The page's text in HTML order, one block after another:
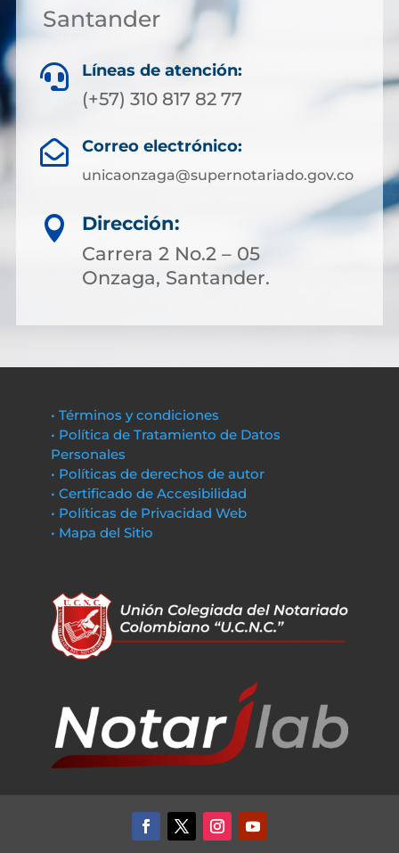
Santander
 Líneas de atención:
(+57) 310 817 82 77
 Correo electrónico:
unicaonzaga@supernotariado.gov.co

Dirección:
Carrera 2 No.2 – 05
Onzaga, Santander.
• Términos y condiciones
• Política de Tratamiento de Datos
Personales
• Políticas de derechos de autor
• Certificado de Accesibilidad
• Políticas de Privacidad Web
• Mapa del Sitio